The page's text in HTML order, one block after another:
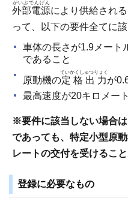
外部電源
がいぶでんげん
により供給され
って、以下の要件全てに
車体の長さが1.9メート
であること
原動機の定格出力
ていかくしゅつりょく
が
最高速度が20キロメー
※要件に該当しない場合
であっても、特定小型原
レートの交付を受けること
登録に必要なもの